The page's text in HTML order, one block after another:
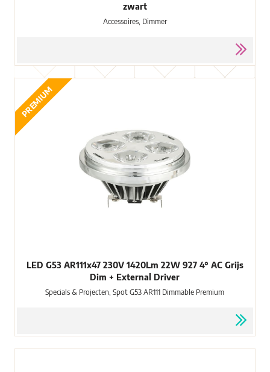
zwart
Accessoires, Dimmer
PREMIUM
LED G53 AR111x47 230V 1420Lm 22W 927 4° AC Grijs
Dim + External Driver
Specials & Projecten, Spot G53 AR111 Dimmable Premium